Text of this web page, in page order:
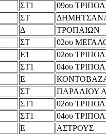
ΣΤ1
09ου
ΣΤ
Δ
ΤΡΟΠΑΙΩΝ
ΣΤ
02ου
Ε1
02ου
ΣΤ1
04ου
Ε
ΣΤ
ΠΑΡΑΛΙΟΥ
ΣΤ1
02ου
ΣΤ1
04ου
Ε
ΑΣΤΡΟΥΣ